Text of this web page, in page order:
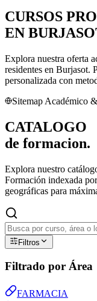
CURSOS
EN
Explora nuestra oferta
residentes en Burjasot.
personalizada con
Sitemap Académico
CATALOGO
de formacion.
Explora nuestro
Formación indexada
geográficas para
Filtros
Filtrado por Área
FARMACIA